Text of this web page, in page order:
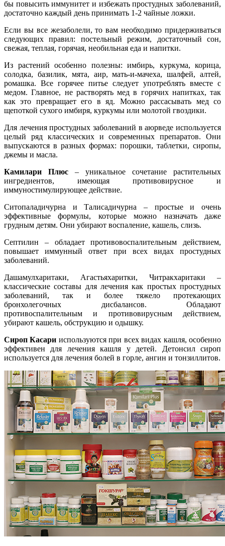
бы повысить иммунитет и избежать простудных заболеваний,
достаточно каждый день принимать 1-2 чайные ложки.
Если вы все жезаболели, то вам необходимо придерживаться
следующих правил: постельный режим, достаточный сон,
свежая, теплая, горячая, необильная еда и напитки.
Из растений особенно полезны: имбирь, куркума, корица,
солодка, базилик, мята, аир, мать-и-мачеха, шалфей, алтей,
ромашка. Все горячее питье следует употреблять вместе с
медом. Главное, не растворять мед в горячих напитках, так
как это превращает его в яд. Можно рассасывать мед со
щепоткой сухого имбиря, куркумы или молотой гвоздики.
Для лечения простудных заболеваний в аюрведе используется
целый ряд классических и современных препаратов. Они
выпускаются в разных формах: порошки, таблетки, сиропы,
джемы и масла.
Камилари Плюс – уникальное сочетание растительных
ингредиентов, имеющая противовирусное и
иммуностимулирующее действие.
Ситопаладичурна и Талисадичурна – простые и очень
эффективные формулы, которые можно назначать даже
грудным детям. Они убирают воспаление, кашель, слизь.
Септилин – обладает противовоспалительным действием,
повышает иммунный ответ при всех видах простудных
заболеваний.
Дашамулхаритаки, Агастьяхаритки, Читракхаритаки –
классические составы для лечения как простых простудных
заболеваний, так и более тяжело протекающих
бронхолегочных дисбалансов. Обладают
противоспалительным и противовирусным действием,
убирают кашель, обструкцию и одышку.
Сироп Касари используются при всех видах кашля, особенно
эффективен для лечения кашля у детей. Детонсил сироп
используется для лечения болей в горле, ангин и тонзиллитов.